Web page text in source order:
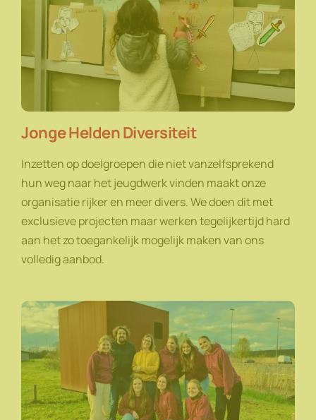
Jonge Helden Diversiteit
Inzetten op doelgroepen die niet vanzelfsprekend
hun weg naar het jeugdwerk vinden maakt onze
organisatie rijker en meer divers. We doen dit met
exclusieve projecten maar werken tegelijkertijd hard
aan het zo toegankelijk mogelijk maken van ons
volledig aanbod.